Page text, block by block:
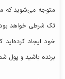
تک شرطی خواهد بود
خود ایجاد
برنده باشید و پول